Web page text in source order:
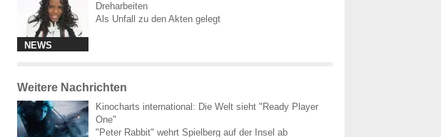
NEWS
Dreharbeiten
Als Unfall zu den Akten gelegt
Weitere Nachrichten
Kinocharts international: Die Welt sieht "Ready Player
One"
"Peter Rabbit" wehrt Spielberg auf der Insel ab